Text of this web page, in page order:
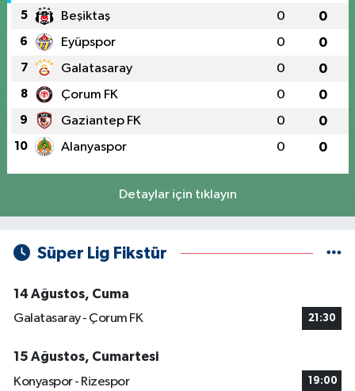
5 Beşiktaş 0 0
6 Eyüpspor 0 0
7 Galatasaray 0 0
8 Çorum FK 0 0
9 Gaziantep FK 0 0
10 Alanyaspor 0 0
Detaylar için tıklayın
Süper Lig Fikstür
14 Ağustos, Cuma
Galatasaray - Çorum FK
21:30
15 Ağustos, Cumartesi
Konyaspor - Rizespor
19:00